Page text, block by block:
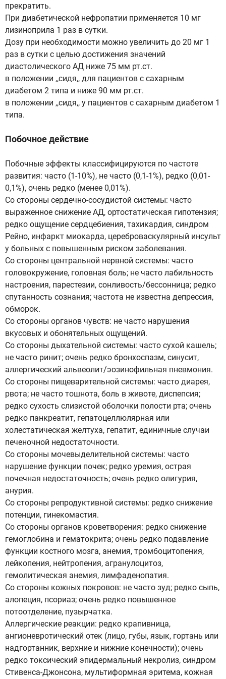
прекратить.
При диабетической нефропатии применяется 10 мг
лизиноприла 1 раз в сутки.
Дозу при необходимости можно увеличить до 20 мг 1
раз в сутки с целью достижения значений
диастолического АД ниже 75 мм рт.ст.
в положении ,,сидя,, для пациентов с сахарным
диабетом 2 типа и ниже 90 мм рт.ст.
в положении ,,сидя,, у пациентов с сахарным диабетом 1
типа.
Побочное действие
Побочные эффекты классифицируются по частоте
развития: часто (1-10%), не часто (0,1-1%), редко (0,01-
0,1%), очень редко (менее 0,01%).
Со стороны сердечно-сосудистой системы: часто
выраженное снижение АД, ортостатическая гипотензия;
редко ощущение сердцебиения, тахикардия, синдром
Рейно, инфаркт миокарда, цереброваскулярный инсульт
у больных с повышенным риском заболевания.
Со стороны центральной нервной системы: часто
головокружение, головная боль; не часто лабильность
настроения, парестезии, сонливость/бессонница; редко
спутанность сознания; частота не известна депрессия,
обморок.
Со стороны органов чувств: не часто нарушения
вкусовых и обонятельных ощущений.
Со стороны дыхательной системы: часто сухой кашель;
не часто ринит; очень редко бронхоспазм, синусит,
аллергический альвеолит/эозинофильная пневмония.
Со стороны пищеварительной системы: часто диарея,
рвота; не часто тошнота, боль в животе, диспепсия;
редко сухость слизистой оболочки полости рта; очень
редко панкреатит, гепатоцеллюлярная или
холестатическая желтуха, гепатит, единичные случаи
печеночной недостаточности.
Со стороны мочевыделительной системы: часто
нарушение функции почек; редко уремия, острая
почечная недостаточность; очень редко олигурия,
анурия.
Со стороны репродуктивной системы: редко снижение
потенции, гинекомастия.
Со стороны органов кроветворения: редко снижение
гемоглобина и гематокрита; очень редко подавление
функции костного мозга, анемия, тромбоцитопения,
лейкопения, нейтропения, агранулоцитоз,
гемолитическая анемия, лимфаденопатия.
Со стороны кожных покровов: не часто зуд; редко сыпь,
алопеция, псориаз; очень редко повышенное
потоотделение, пузырчатка.
Аллергические реакции: редко крапивница,
ангионевротический отек (лицо, губы, язык, гортань или
надгортанник, верхние и нижние конечности); очень
редко токсический эпидермальный некролиз, синдром
Стивенса-Джонсона, мультиформная эритема, кожная